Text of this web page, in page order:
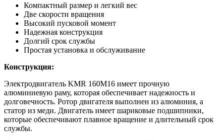
Компактный размер и легкий вес
Две скорости вращения
Высокий пусковой момент
Надежная конструкция
Долгий срок службы
Простая установка и обслуживание
Конструкция:
Электродвигатель KMR 160M16 имеет прочную
алюминиевую раму, которая обеспечивает надежность и
долговечность. Ротор двигателя выполнен из алюминия, а
статор из меди. Двигатель имеет шариковые подшипники,
которые обеспечивают плавное вращение и длительный срок
службы.